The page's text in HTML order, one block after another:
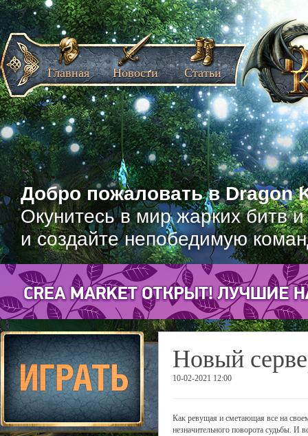
Добро пожаловать в Dragon
Окунитесь в мир жарких битв
и создайте непобедимую
Главная Новости Статьи
Новый
10-02-2021 12:00
Как ревущая и сметающая все на
незначительного поворота судьбы. И